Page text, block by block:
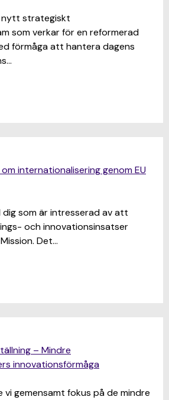
nytt strategiskt
som verkar för en reformerad
förmåga att hantera dagens
internationalisering genom EU
som är intresserad av att
och innovationsinsatser
Det…
– Mindre
innovationsförmåga
gemensamt fokus på de mindre